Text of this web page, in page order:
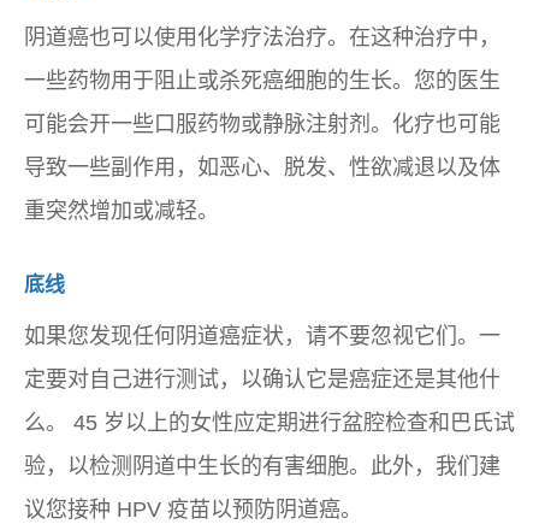
阴道癌也可以使用化学疗法治疗。在这种治疗中，
一些药物用于阻止或杀死癌细胞的生长。您的医生
可能会开一些口服药物或静脉注射剂。化疗也可能
导致一些副作用，如恶心、脱发、性欲减退以及体
重突然增加或减轻。
底线
如果您发现任何阴道癌症状，请不要忽视它们。一
定要对自己进行测试，以确认它是癌症还是其他什
么。 45 岁以上的女性应定期进行盆腔检查和巴氏试
验，以检测阴道中生长的有害细胞。此外，我们建
议您接种 HPV 疫苗以预防阴道癌。